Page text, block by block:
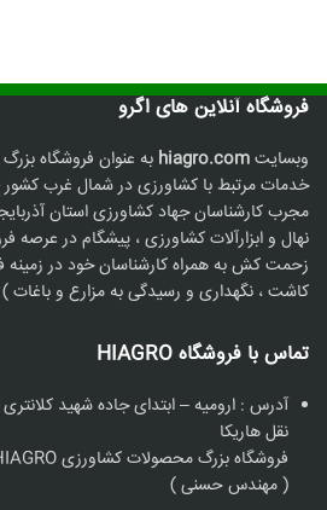
فروشگاه آنلاین های اگرو
وبسایتhiagro.com به عنوان فروشگاه
خدمات مرتبط با کشاورزی در شمال غرب کشور
مجرب کارشناسان جهاد کشاورزی استان
نهال و ابزارآلات کشاورزی ، پیشگام در
زحمت کش به همراه کارشناسان خود در
کاشت ، نگهداری و رسیدگی به مزارع و
تماس با فروشگاه HIAGRO
آدرس : ارومیه – ابتدای جاده شهید
نقل هاریکا
فروشگاه بزرگ محصولات کشاورزی HIAGRO – کدپستی : 5736187211
( مهندس حسنی )